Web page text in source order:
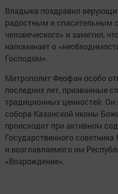
Владыка поздравил
радостным и спасительным
человеческого» и заметил,
напоминает о
Господом».
Митрополит Феофан особо
последних лет, призванные
традиционных ценностей.
собора Казанской иконы
происходит при активном
Государственного
и возглавляемого им
«Возрождение».